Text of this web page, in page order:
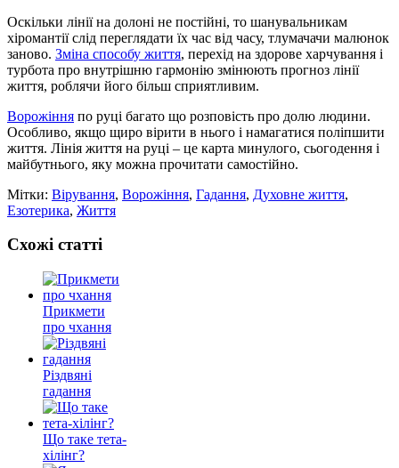
Оскільки лінії на долоні не постійні, то шанувальникам
хіромантії слід переглядати їх час від часу, тлумачачи малюнок
заново. Зміна способу життя, перехід на здорове харчування і
турбота про внутрішню гармонію змінюють прогноз лінії
життя, роблячи його більш сприятливим.
Ворожіння по руці багато що розповість про долю людини.
Особливо, якщо щиро вірити в нього і намагатися поліпшити
життя. Лінія життя на руці – це карта минулого, сьогодення і
майбутнього, яку можна прочитати самостійно.
Мітки: Вірування, Ворожіння, Гадання, Духовне життя,
Езотерика, Життя
Схожі статті
Прикмети
про чхання
Різдвяні
гадання
Що таке тета-
хілінг?